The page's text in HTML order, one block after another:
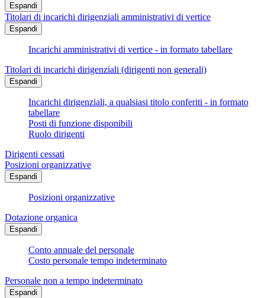
Espandi
Titolari di incarichi dirigenziali amministrativi di vertice
Espandi
Incarichi amministrativi di vertice - in formato tabellare
Titolari di incarichi dirigenziali (dirigenti non generali)
Espandi
Incarichi dirigenziali, a qualsiasi titolo conferiti - in formato
tabellare
Posti di funzione disponibili
Ruolo dirigenti
Dirigenti cessati
Posizioni organizzative
Espandi
Posizioni organizzative
Dotazione organica
Espandi
Conto annuale del personale
Costo personale tempo indeterminato
Personale non a tempo indeterminato
Espandi